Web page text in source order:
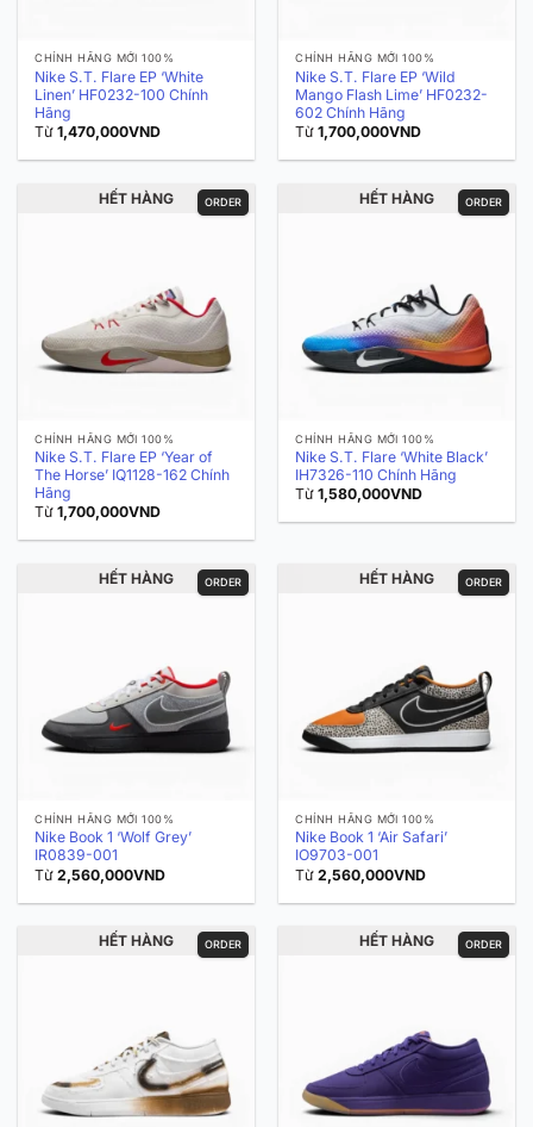
CHÍNH HÃNG MỚI 100%
Nike S.T. Flare EP ‘White
Linen’ HF0232-100 Chính
Hãng
Từ1,470,000VND
CHÍNH HÃNG MỚI 100%
Nike S.T. Flare EP ‘Wild
Mango Flash Lime’ HF0232-
602 Chính Hãng
Từ1,700,000VND
ORDER
HẾT HÀNG
CHÍNH HÃNG MỚI 100%
Nike S.T. Flare EP ‘Year of
The Horse’ IQ1128-162 Chính
Hãng
Từ1,700,000VND
ORDER
HẾT HÀNG
CHÍNH HÃNG MỚI 100%
Nike S.T. Flare ‘White Black’
IH7326-110 Chính Hãng
Từ1,580,000VND
ORDER
HẾT HÀNG
CHÍNH HÃNG MỚI 100%
Nike Book 1 ‘Wolf Grey’
IR0839-001
Từ2,560,000VND
ORDER
HẾT HÀNG
CHÍNH HÃNG MỚI 100%
Nike Book 1 ‘Air Safari’
IO9703-001
Từ2,560,000VND
ORDER
HẾT HÀNG ORDER
HẾT HÀNG